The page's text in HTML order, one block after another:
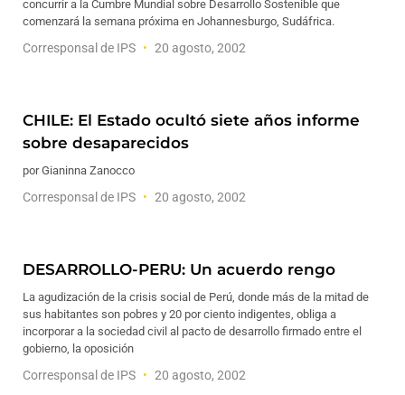
concurrir a la Cumbre Mundial sobre Desarrollo Sostenible que
comenzará la semana próxima en Johannesburgo, Sudáfrica.
Corresponsal de IPS 20 agosto, 2002
CHILE: El Estado ocultó siete años informe
sobre desaparecidos
por Gianinna Zanocco
Corresponsal de IPS 20 agosto, 2002
DESARROLLO-PERU: Un acuerdo rengo
La agudización de la crisis social de Perú, donde más de la mitad de
sus habitantes son pobres y 20 por ciento indigentes, obliga a
incorporar a la sociedad civil al pacto de desarrollo firmado entre el
gobierno, la oposición
Corresponsal de IPS 20 agosto, 2002